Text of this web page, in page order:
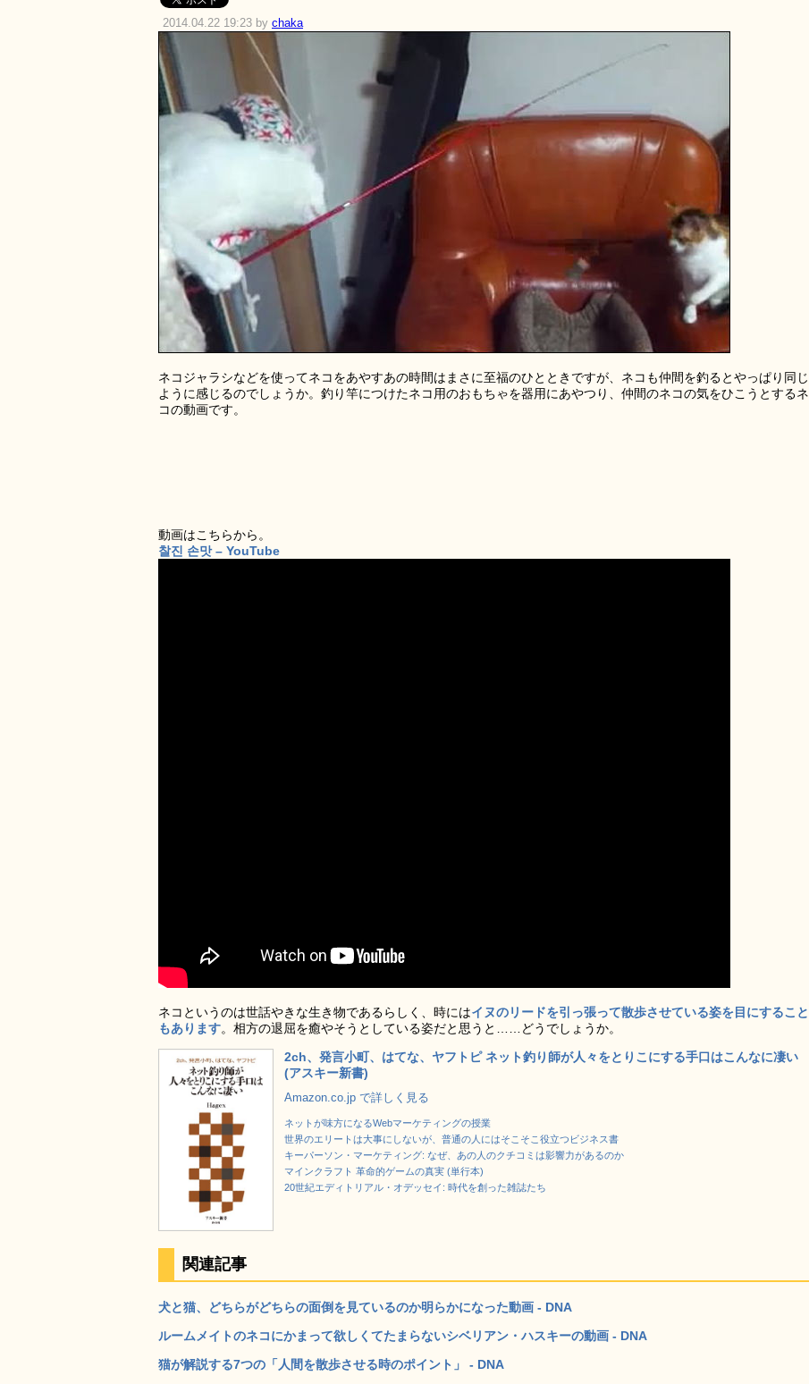
2014.04.22 19:23 by chaka
ネコジャラシなどを使ってネコをあやすあの時間はまさに至福のひとときですが、ネコも仲間を釣るとやっぱり同じ
ように感じるのでしょうか。釣り竿につけたネコ用のおもちゃを器用にあやつり、仲間のネコの気をひこうとするネ
コの動画です。
動画はこちらから。
찰진 손맛 – YouTube
ネコというのは世話やきな生き物であるらしく、時にはイヌのリードを引っ張って散歩させている姿を目にすること
もあります。相方の退屈を癒やそうとしている姿だと思うと……どうでしょうか。
2ch、発言小町、はてな、ヤフトピ ネット釣り師が人々をとりこにする手口はこんなに凄い
(アスキー新書)
Amazon.co.jp で詳しく見る
ネットが味方になるWebマーケティングの授業
世界のエリートは大事にしないが、普通の人にはそこそこ役立つビジネス書
キーパーソン・マーケティング: なぜ、あの人のクチコミは影響力があるのか
マインクラフト 革命的ゲームの真実 (単行本)
20世紀エディトリアル・オデッセイ: 時代を創った雑誌たち
関連記事
犬と猫、どちらがどちらの面倒を見ているのか明らかになった動画 - DNA
ルームメイトのネコにかまって欲しくてたまらないシベリアン・ハスキーの動画 - DNA
猫が解説する7つの「人間を散歩させる時のポイント」 - DNA